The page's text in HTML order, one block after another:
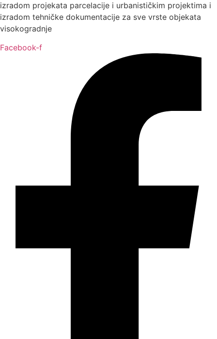
izradom projekata parcelacije i urbanističkim projektima i
izradom tehničke dokumentacije za sve vrste objekata
visokogradnje
Facebook-f